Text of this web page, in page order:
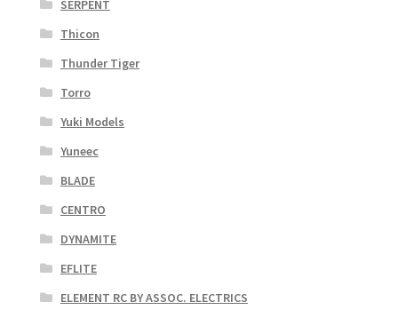
SERPENT
Thicon
Thunder Tiger
Torro
Yuki Models
Yuneec
BLADE
CENTRO
DYNAMITE
EFLITE
ELEMENT RC BY ASSOC. ELECTRICS